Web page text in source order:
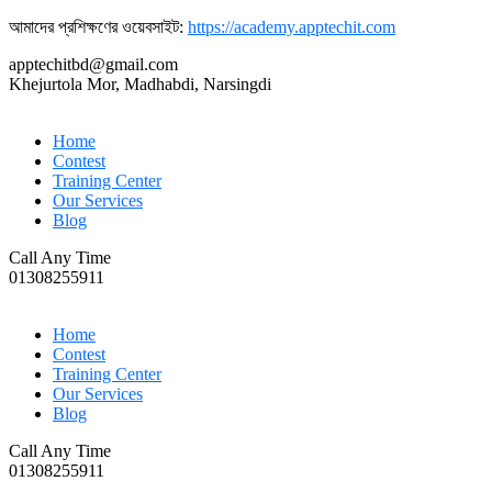
আমাদের প্রশিক্ষণের ওয়েবসাইট: https://academy.apptechit.com
apptechitbd@gmail.com
Khejurtola Mor, Madhabdi, Narsingdi
Home
Contest
Training Center
Our Services
Blog
Call Any Time
01308255911
Home
Contest
Training Center
Our Services
Blog
Call Any Time
01308255911